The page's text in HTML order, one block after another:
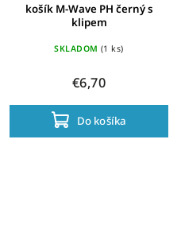
košík M-Wave PH černý s
klipem
SKLADOM (1 ks)
€6,70
Do košíka